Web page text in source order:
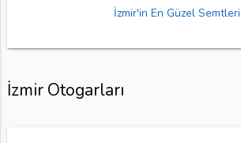
İzmir'in En Güzel Semtleri
İzmir Otogarları